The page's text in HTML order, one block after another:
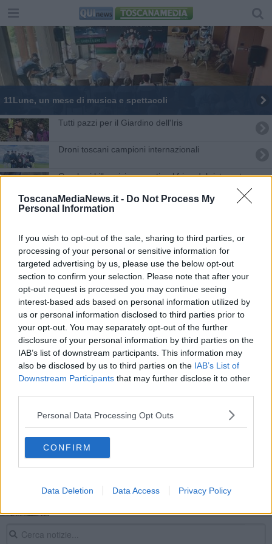
ToscanaMediaNews.it - Do Not Process My
Personal Information
If you wish to opt-out of the sale, sharing to third parties, or
processing of your personal or sensitive information for
targeted advertising by us, please use the below opt-out
section to confirm your selection. Please note that after your
opt-out request is processed you may continue seeing
interest-based ads based on personal information utilized by
us or personal information disclosed to third parties prior to
your opt-out. You may separately opt-out of the further
disclosure of your personal information by third parties on the
IAB’s list of downstream participants. This information may
also be disclosed by us to third parties on the IAB’s List of
Downstream Participants that may further disclose it to other
Personal Data Processing Opt Outs
CONFIRM
Data Deletion Data Access Privacy Policy
11Lune, un mese di musica e spettacoli
Tutti pazzi per il Giardino dell'Iris
Droni toscani campioni internazionali
Gamberi killer vivi nascosti nel frigo del ristorante
Onde gravitazionali rivelano buchi neri mai visti
Alzheimer
Elba e Massaciuccoli, allarme granchio blu
In casa l'allevamento abusivo di gamberi killer
​Il Wild West di Trump
Venezuela, Groenlandia e proteste in Iran
Dagli Usa importante commessa per Nuovo
Pignone
Onde gravitazionali, Virgo dieci volte più potente
Onde gravitazionali, rilevato cataclisma cosmico
I gamberi killer hanno un nuovo nemico